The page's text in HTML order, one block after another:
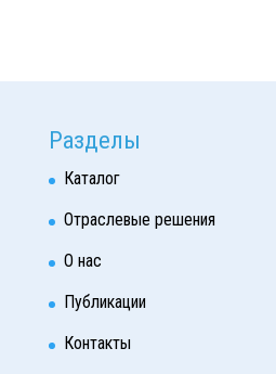
Разделы
Каталог
Отраслевые решения
О нас
Публикации
Контакты